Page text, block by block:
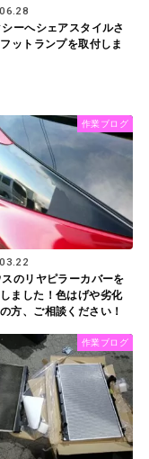
ーへシェアスタイルさ
ットランプを取付しま
作業ブログ
のリヤピラーカバーを
ました！色はげや劣化
方、ご相談ください！
作業ブログ